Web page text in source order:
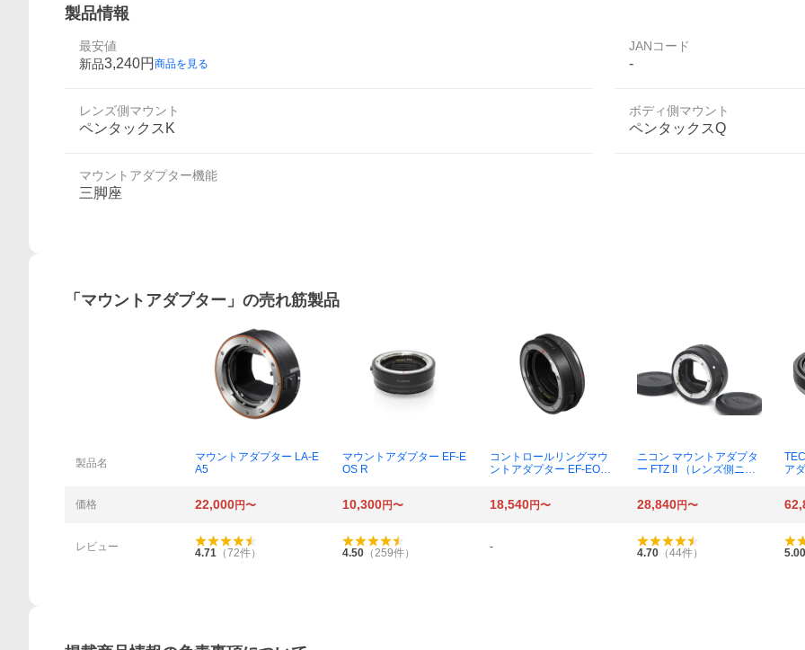
製品情報
最安値
新品3,240円 商品を見る
JANコード
-
レンズ側マウント
ペンタックスK
ボディ側マウント
ペンタックスQ
マウントアダプター機能
三脚座
「 マウントアダプター 」の売れ筋製品
製品名
マウントアダプター LA-E
A5
マウントアダプター EF-E
OS R
コントロールリングマウ
ントアダプター EF-EOS
ニコン マウントアダプタ
ー FTZ II （レンズ側ニコ
ア
価格 22,000円〜 10,300円〜 18,540円〜 28,840円〜
レビュー
4.71 （72件） 4.50 （259件） - 4.70 （44件） 5.00